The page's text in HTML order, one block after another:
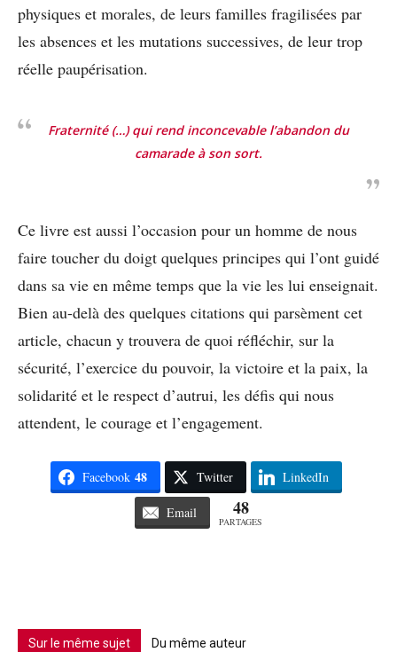
physiques et morales, de leurs familles fragilisées par
les absences et les mutations successives, de leur trop
réelle paupérisation.
Fraternité (…) qui rend inconcevable l’abandon du
camarade à son sort.
Ce livre est aussi l’occasion pour un homme de nous
faire toucher du doigt quelques principes qui l’ont guidé
dans sa vie en même temps que la vie les lui enseignait.
Bien au-delà des quelques citations qui parsèment cet
article, chacun y trouvera de quoi réfléchir, sur la
sécurité, l’exercice du pouvoir, la victoire et la paix, la
solidarité et le respect d’autrui, les défis qui nous
attendent, le courage et l’engagement.
Facebook 48 Twitter LinkedIn
Email 48
PARTAGES
Sur le même sujet Du même auteur